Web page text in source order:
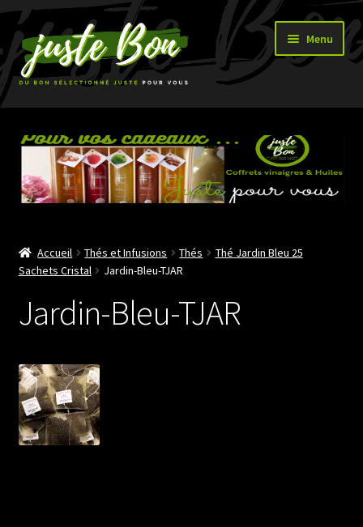
Aller
à
la
navigation
Aller
au
contenu
Menu
Accueil
Boutique
le
menu
Accueil Thés et Infusions Thés
Thé Jardin Bleu 25
Sachets Cristal
Jardin-Bleu-TJAR
Jardin-Bleu-TJAR